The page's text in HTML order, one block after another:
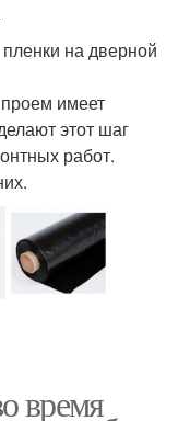
на дверной
имеет
этот шаг
работ.
время